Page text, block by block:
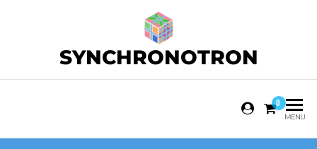
SYNCHRONOTRON
0
MENU